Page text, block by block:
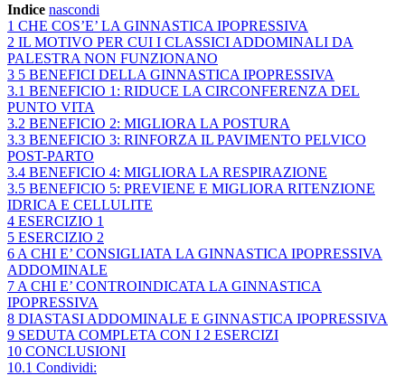
Indice nascondi
1 CHE COS’E’ LA GINNASTICA IPOPRESSIVA
2 IL MOTIVO PER CUI I CLASSICI ADDOMINALI DA
PALESTRA NON FUNZIONANO
3 5 BENEFICI DELLA GINNASTICA IPOPRESSIVA
3.1 BENEFICIO 1: RIDUCE LA CIRCONFERENZA DEL
PUNTO VITA
3.2 BENEFICIO 2: MIGLIORA LA POSTURA
3.3 BENEFICIO 3: RINFORZA IL PAVIMENTO PELVICO
POST-PARTO
3.4 BENEFICIO 4: MIGLIORA LA RESPIRAZIONE
3.5 BENEFICIO 5: PREVIENE E MIGLIORA RITENZIONE
IDRICA E CELLULITE
4 ESERCIZIO 1
5 ESERCIZIO 2
6 A CHI E’ CONSIGLIATA LA GINNASTICA IPOPRESSIVA
ADDOMINALE
7 A CHI E’ CONTROINDICATA LA GINNASTICA
IPOPRESSIVA
8 DIASTASI ADDOMINALE E GINNASTICA IPOPRESSIVA
9 SEDUTA COMPLETA CON I 2 ESERCIZI
10 CONCLUSIONI
10.1 Condividi: